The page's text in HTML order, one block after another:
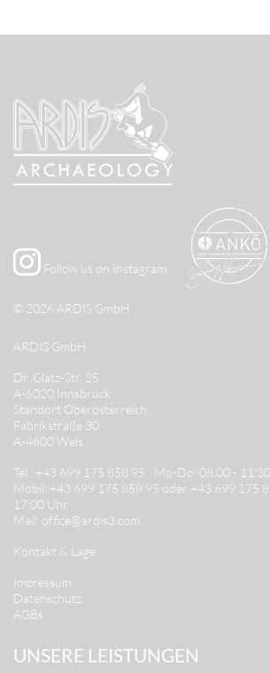
Follow us on Instagram
© 2026 ARDIS GmbH
ARDIS GmbH
Dr. Glatz-Str. 25
A-6020 Innsbruck
Standort Oberösterreich:
Fabrikstraße 30
A-4600 Wels
Tel.: +43 699 175 858 95
Mo-Do: 08.00 -
Mobil: +43 699 175 858 95 oder +43 699 175
17:00 Uhr
Mail: office@ardis3.com
Kontakt & Lage
Impressum
Datenschutz
AGBs
UNSERE LEISTUNGEN